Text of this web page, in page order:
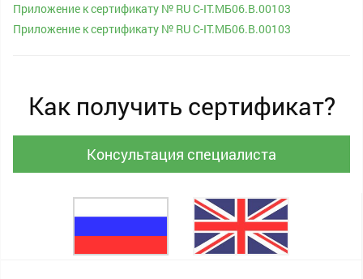
Приложение к сертификату № RU С-IT.МБ06.В.00103
Приложение к сертификату № RU С-IT.МБ06.В.00103
Как получить сертификат?
Консультация специалиста